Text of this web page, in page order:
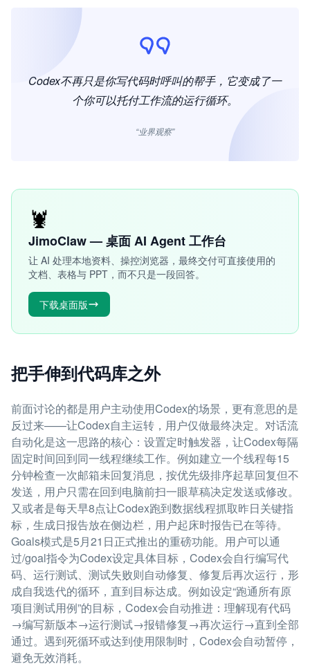
Codex不再只是你写代码时呼叫的帮手，它变成了一
个你可以托付工作流的运行循环。
“业界观察”
🦞
JimoClaw — 桌面 AI Agent 工作台
让 AI 处理本地资料、操控浏览器，最终交付可直接使用的
文档、表格与 PPT，而不只是一段回答。
下载桌面版
把手伸到代码库之外
前面讨论的都是用户主动使用Codex的场景，更有意思的是
反过来——让Codex自主运转，用户仅做最终决定。对话流
自动化是这一思路的核心：设置定时触发器，让Codex每隔
固定时间回到同一线程继续工作。例如建立一个线程每15
分钟检查一次邮箱未回复消息，按优先级排序起草回复但不
发送，用户只需在回到电脑前扫一眼草稿决定发送或修改。
又或者是每天早8点让Codex跑到数据线程抓取昨日关键指
标，生成日报告放在侧边栏，用户起床时报告已在等待。
Goals模式是5月21日正式推出的重磅功能。用户可以通
过/goal指令为Codex设定具体目标，Codex会自行编写代
码、运行测试、测试失败则自动修复、修复后再次运行，形
成自我迭代的循环，直到目标达成。例如设定“跑通所有原
项目测试用例”的目标，Codex会自动推进：理解现有代码
→编写新版本→运行测试→报错修复→再次运行→直到全部
通过。遇到死循环或达到使用限制时，Codex会自动暂停，
避免无效消耗。